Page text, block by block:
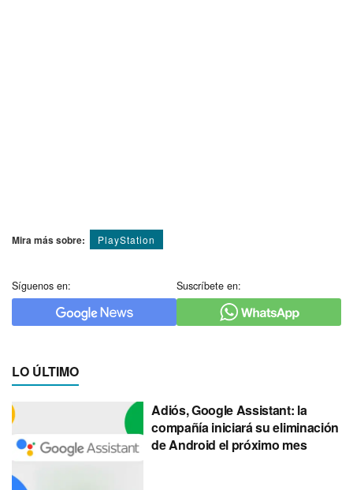
Mira más sobre: PlayStation
Síguenos en: Suscríbete en:
LO ÚLTIMO
Adiós, Google Assistant: la
compañía iniciará su eliminación
de Android el próximo mes